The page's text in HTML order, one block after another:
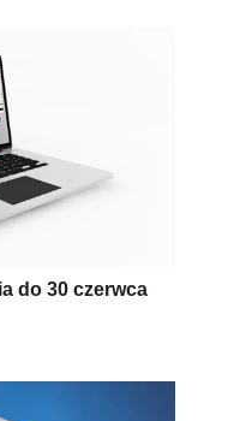
do 30 czerwca